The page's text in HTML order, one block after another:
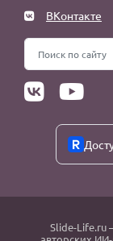
ВКонтакте
Slide-Life.ru